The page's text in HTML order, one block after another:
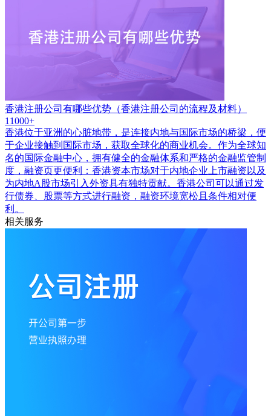
香港注册公司有哪些优势（香港注册公司的流程及材料）
11000+
香港位于亚洲的心脏地带，是连接内地与国际市场的桥梁，便
于企业接触到国际市场，获取全球化的商业机会。作为全球知
名的国际金融中心，拥有健全的金融体系和严格的金融监管制
度，融资页更便利：香港资本市场对于内地企业上市融资以及
为内地A股市场引入外资具有独特贡献。香港公司可以通过发
行债券、股票等方式进行融资，融资环境宽松且条件相对便
利。
相关服务